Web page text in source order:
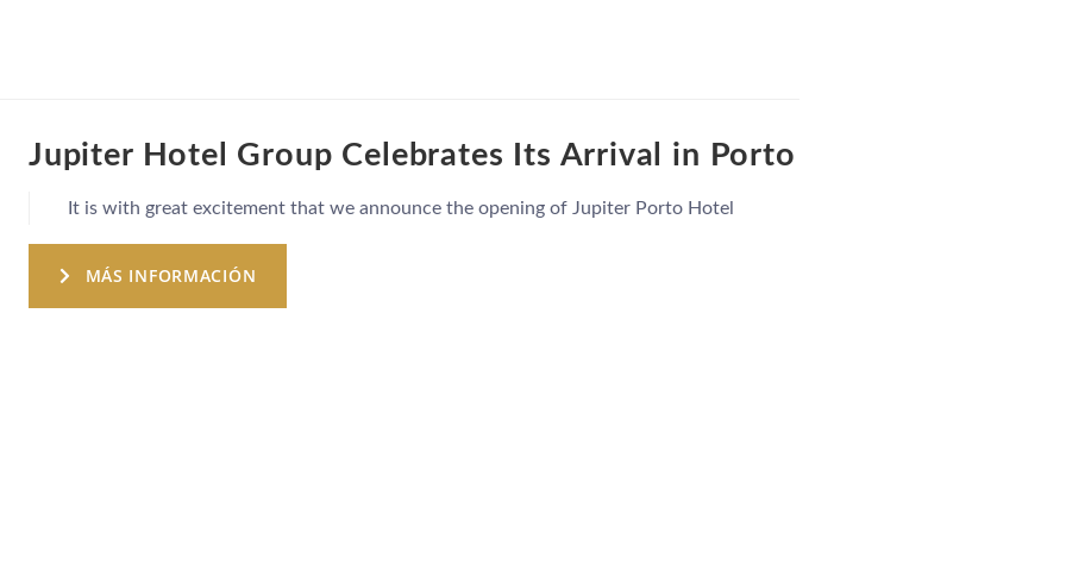
Jupiter Hotel Group Celebrates Its Arrival in Porto
It is with great excitement that we announce the opening of Jupiter Porto Hotel
MÁS INFORMACIÓN